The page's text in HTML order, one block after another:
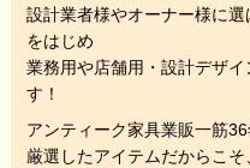
設計業者様やオーナー様に
をはじめ
業務用や店舗用・設計デザ
す！
アンティーク家具業販一筋
厳選したアイテムだからこそ